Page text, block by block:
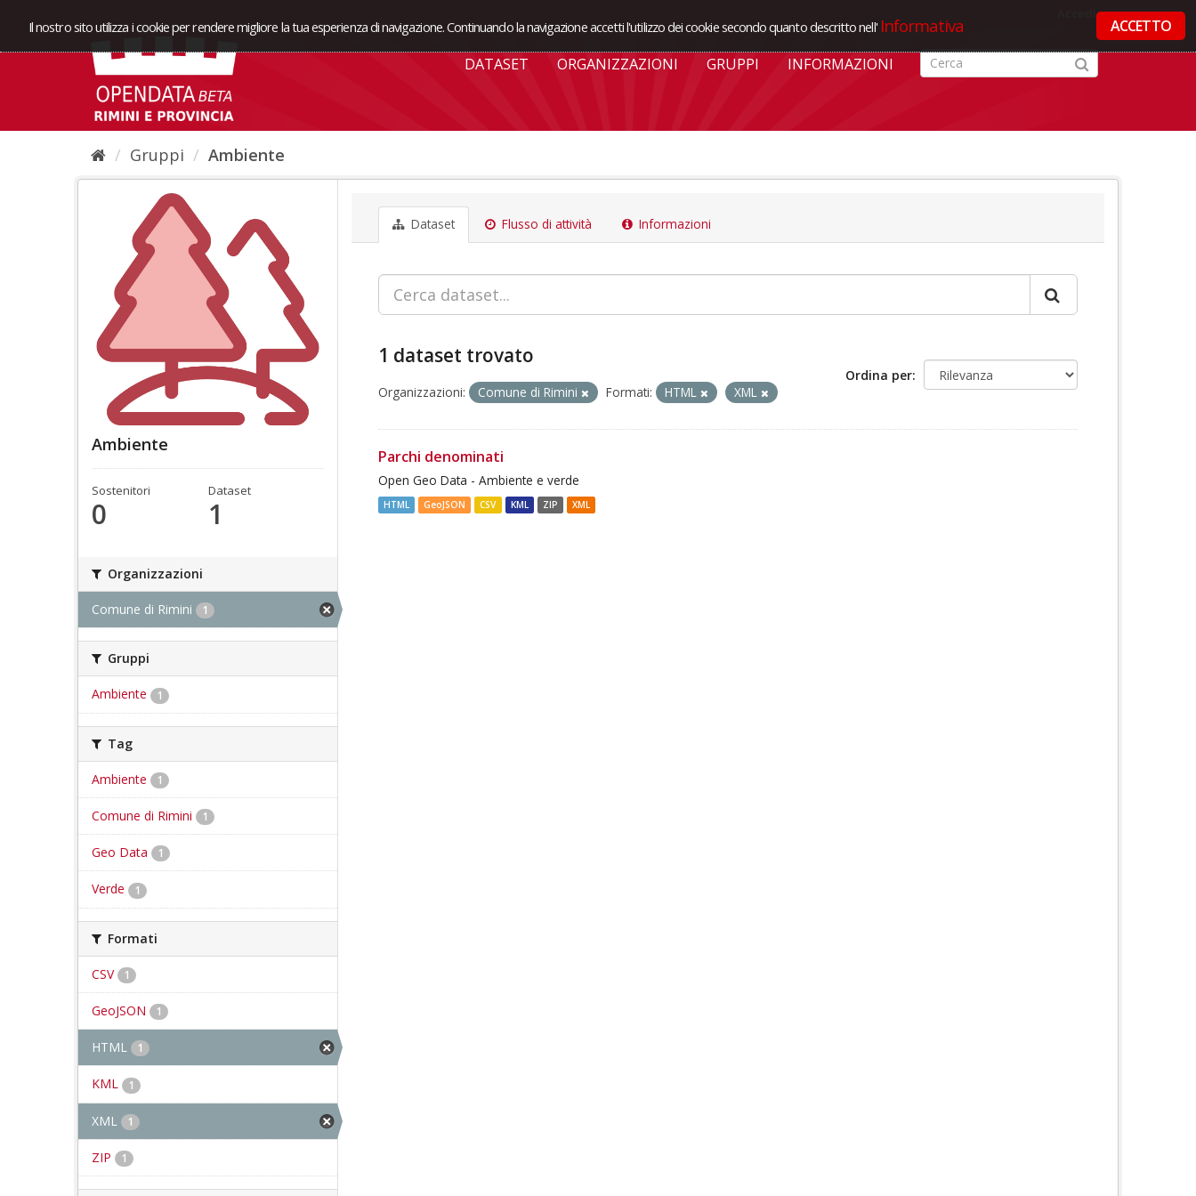
Il nostro sito utilizza i cookie per rendere migliore la tua esperienza di navigazione. Continuando la navigazione accetti l'utilizzo dei cookie secondo quanto descritto nell' Informativa ACCETTO
DATASET ORGANIZZAZIONI GRUPPI INFORMAZIONI
Gruppi Ambiente
Ambiente
Sostenitori
0
Dataset
1
Organizzazioni
Comune di Rimini 1
Gruppi
Ambiente 1
Tag
Ambiente 1
Comune di Rimini 1
Geo Data 1
Verde 1
Formati
CSV 1
GeoJSON 1
HTML 1
KML 1
XML 1
ZIP 1
Dataset Flusso di attività Informazioni
Ordina per
1 dataset trovato
Organizzazioni: Comune di Rimini Formati: HTML XML
Parchi denominati
Open Geo Data - Ambiente e verde
HTML GeoJSON CSV KML ZIP XML